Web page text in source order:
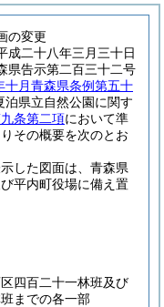
の変更
成二十八年三月三十日
県告示第二百三十二号
十月青森県条例第五十
泊県立自然公園に関す
条第二項において準
その概要を次のとお
した図面は、青森県
平内町役場に備え置
四百二十一林班及び
までの各一部